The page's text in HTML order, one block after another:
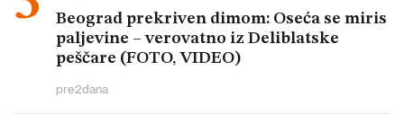
Beograd prekriven dimom: Oseća se miris
paljevine – verovatno iz Deliblatske
peščare (FOTO, VIDEO)
pre2dana